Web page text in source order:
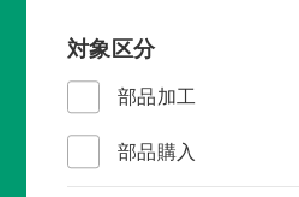
新着情報
採用情報 / 社員紹介
対象区分
部品加工
部品購入